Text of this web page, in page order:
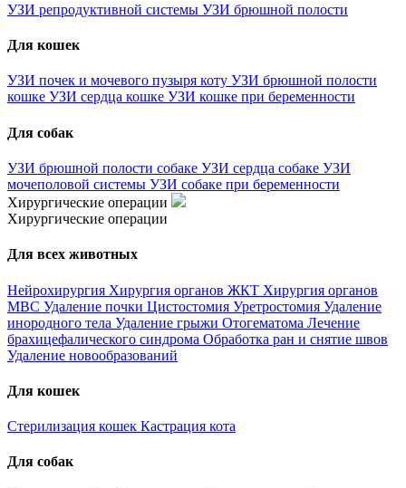
УЗИ репродуктивной системы УЗИ брюшной полости
Для кошек
УЗИ почек и мочевого пузыря коту УЗИ брюшной полости
кошке УЗИ сердца кошке УЗИ кошке при беременности
Для собак
УЗИ брюшной полости собаке УЗИ сердца собаке УЗИ
мочеполовой системы УЗИ собаке при беременности
Хирургические операции
Хирургические операции
Для всех животных
Нейрохирургия Хирургия органов ЖКТ Хирургия органов
МВС Удаление почки Цистостомия Уретростомия Удаление
инородного тела Удаление грыжи Отогематома Лечение
брахицефалического синдрома Обработка ран и снятие швов
Удаление новообразований
Для кошек
Стерилизация кошек Кастрация кота
Для собак